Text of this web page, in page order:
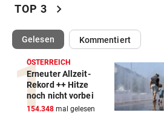
Auch im Spieleland war einiges los. (Bild:
Rekorddeal steht bevor
EIN STÜRMER FEHLT
Was die Austria heute in
Rumänien erwartet
EIN KLUB MACHT ERNST vor
Sabitzer heiß begehrt – wird
TOP 3 chevron_right
Gelesen(ausgewählt)Kommentiert
ÖSTERREICH
Erneuter Allzeit-
Rekord ++ Hitze
noch nicht vorbei
154.348 mal gelesen